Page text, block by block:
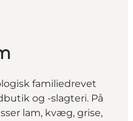
familiedrevet
og -slagteri. På
lam, kvæg, grise,